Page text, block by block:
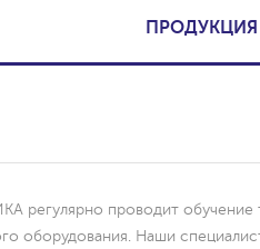
ПРОДУКЦИЯ
проводит обучение
оборудования. Наши